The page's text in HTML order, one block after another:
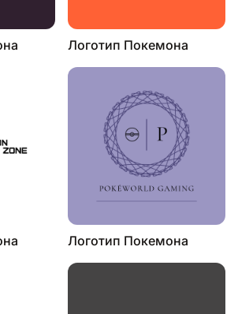
Логотип Покемона
Логотип Покемона